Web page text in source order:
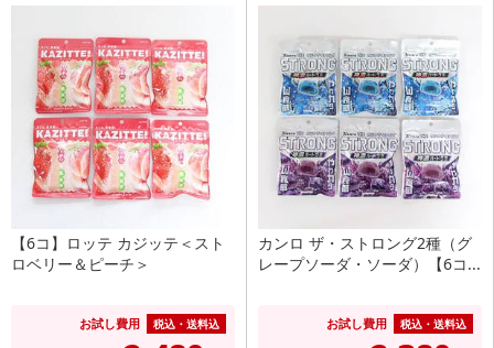
【6コ】ロッテ カジッテ＜スト
ロベリー＆ピーチ＞
お試し費用 税込・送料込
カンロ ザ・ストロング2種（グ
レープソーダ・ソーダ）【6コ...
お試し費用 税込・送料込